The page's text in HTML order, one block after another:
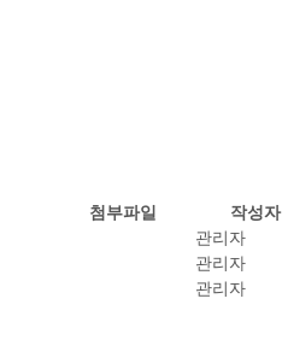
첨부파일 작성자
관리자
관리자
관리자